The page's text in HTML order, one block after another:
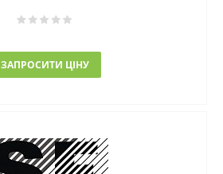
ЗАПРОСИТИ ЦІНУ